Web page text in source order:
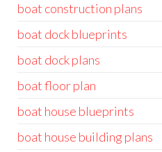
boat construction plans
boat dock blueprints
boat dock plans
boat floor plan
boat house blueprints
boat house building plans